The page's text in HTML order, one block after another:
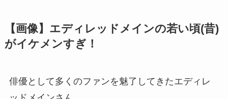
【画像】エディレッドメインの若い頃(昔)
がイケメンすぎ！
俳優として多くのファンを魅了してきたエディレ